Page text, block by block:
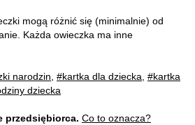
mogą różnić się (minimalnie) od
Każda owieczka ma inne
narodzin #kartka dla dziecka #kartka
dziecka
przedsiębiorca. Co to oznacza?